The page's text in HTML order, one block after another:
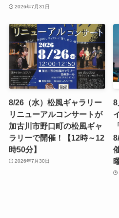
2026年7月31日
8/26（水）松風ギャラリー
リニューアルコンサートが
加古川市野口町の松風ギャ
ラリーで開催！【12時～12
時50分】
2026年7月30日
8